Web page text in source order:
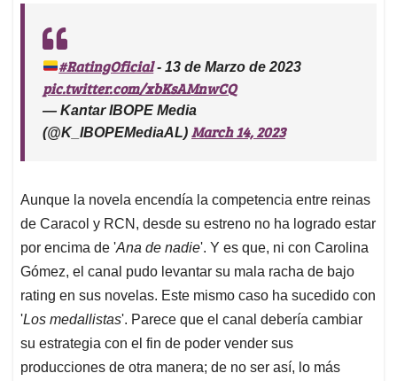
#RatingOficial- 13 de Marzo de 2023
pic.twitter.com/xbKsAMnwCQ
— Kantar IBOPE Media
(@K_IBOPEMediaAL) March 14, 2023
Aunque la novela encendía la competencia entre reinas
de Caracol y RCN, desde su estreno no ha logrado estar
por encima de 'Ana de nadie'. Y es que, ni con Carolina
Gómez, el canal pudo levantar su mala racha de bajo
rating en sus novelas. Este mismo caso ha sucedido con
'Los medallistas'. Parece que el canal debería cambiar
su estrategia con el fin de poder vender sus
producciones de otra manera; de no ser así, lo más